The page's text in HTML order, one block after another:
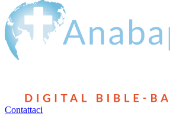
Contattaci